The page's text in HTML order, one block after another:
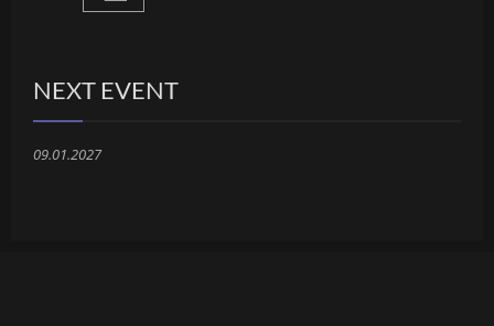
NEXT EVENT
09.01.2027